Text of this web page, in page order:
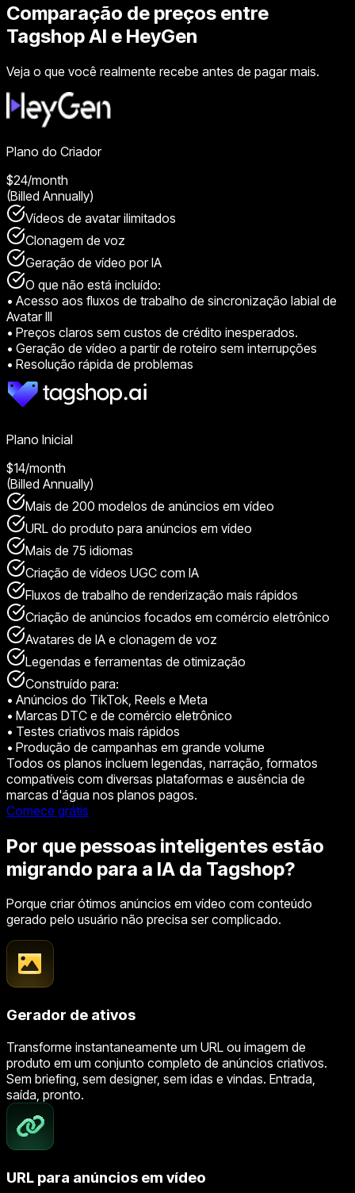
Comparação de preços entre
Tagshop AI e HeyGen
Veja o que você realmente recebe antes de pagar mais.
Plano do Criador
$24/month
(Billed Annually)
Vídeos de avatar ilimitados
Clonagem de voz
Geração de vídeo por IA
O que não está incluído:
• Acesso aos fluxos de trabalho de sincronização labial de
Avatar III
• Preços claros sem custos de crédito inesperados.
• Geração de vídeo a partir de roteiro sem interrupções
• Resolução rápida de problemas
Plano Inicial
$14/month
(Billed Annually)
Mais de 200 modelos de anúncios em vídeo
URL do produto para anúncios em vídeo
Mais de 75 idiomas
Criação de vídeos UGC com IA
Fluxos de trabalho de renderização mais rápidos
Criação de anúncios focados em comércio eletrônico
Avatares de IA e clonagem de voz
Legendas e ferramentas de otimização
Construído para:
• Anúncios do TikTok, Reels e Meta
• Marcas DTC e de comércio eletrônico
• Testes criativos mais rápidos
• Produção de campanhas em grande volume
Todos os planos incluem legendas, narração, formatos
compatíveis com diversas plataformas e ausência de
marcas d'água nos planos pagos.
Comece grátis
Por que pessoas inteligentes estão
migrando para a IA da Tagshop?
Porque criar ótimos anúncios em vídeo com conteúdo
gerado pelo usuário não precisa ser complicado.
Gerador de ativos
Transforme instantaneamente um URL ou imagem de
produto em um conjunto completo de anúncios criativos.
Sem briefing, sem designer, sem idas e vindas. Entrada,
saída, pronto.
URL para anúncios em vídeo